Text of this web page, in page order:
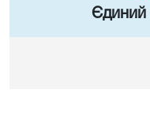
Єдиний